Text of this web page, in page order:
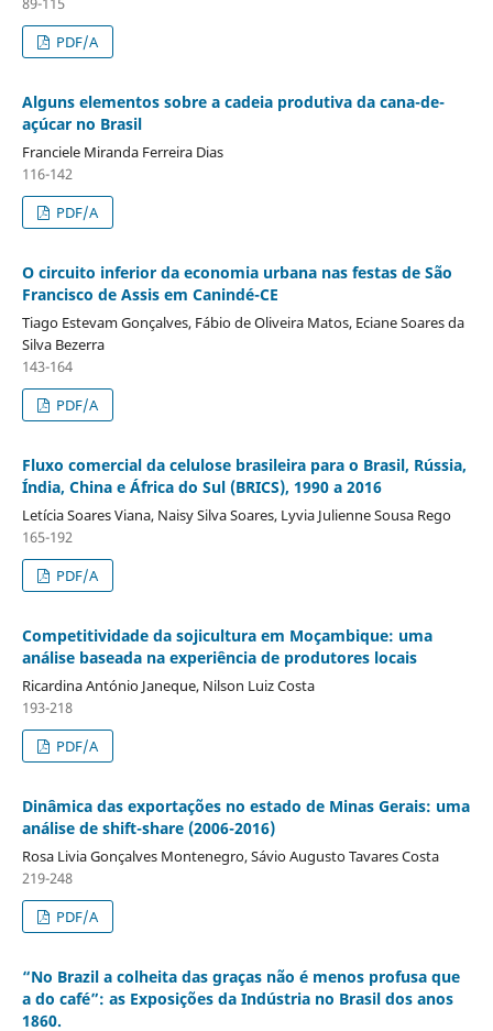
PDF/A
Alguns elementos sobre a cadeia produtiva da cana-de-
açúcar no Brasil
Franciele Miranda Ferreira Dias
116-142
PDF/A
O circuito inferior da economia urbana nas festas de São
Francisco de Assis em Canindé-CE
Tiago Estevam Gonçalves, Fábio de Oliveira Matos, Eciane Soares da
Silva Bezerra
143-164
PDF/A
Fluxo comercial da celulose brasileira para o Brasil, Rússia,
Índia, China e África do Sul (BRICS), 1990 a 2016
Letícia Soares Viana, Naisy Silva Soares, Lyvia Julienne Sousa Rego
165-192
PDF/A
Competitividade da sojicultura em Moçambique: uma
análise baseada na experiência de produtores locais
Ricardina António Janeque, Nilson Luiz Costa
193-218
PDF/A
Dinâmica das exportações no estado de Minas Gerais: uma
análise de shift-share (2006-2016)
Rosa Livia Gonçalves Montenegro, Sávio Augusto Tavares Costa
219-248
PDF/A
“No Brazil a colheita das graças não é menos profusa que
a do café”: as Exposições da Indústria no Brasil dos anos
1860.